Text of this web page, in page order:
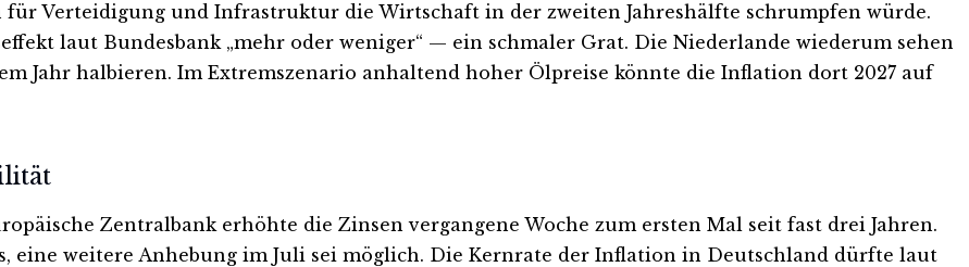
für Verteidigung und Infrastruktur die Wirtschaft in der zweiten Jahreshälfte schrumpfen würde.
laut Bundesbank „mehr oder weniger“ — ein schmaler Grat. Die Niederlande wiederum sehen
Jahr halbieren. Im Extremszenario anhaltend hoher Ölpreise könnte die Inflation dort 2027 auf
Zentralbank erhöhte die Zinsen vergangene Woche zum ersten Mal seit fast drei Jahren.
eine weitere Anhebung im Juli sei möglich. Die Kernrate der Inflation in Deutschland dürfte laut